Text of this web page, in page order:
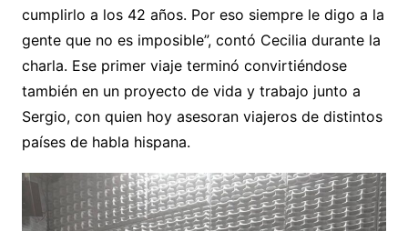
cumplirlo a los 42 años. Por eso siempre le digo a la
gente que no es imposible”, contó Cecilia durante la
charla. Ese primer viaje terminó convirtiéndose
también en un proyecto de vida y trabajo junto a
Sergio, con quien hoy asesoran viajeros de distintos
países de habla hispana.